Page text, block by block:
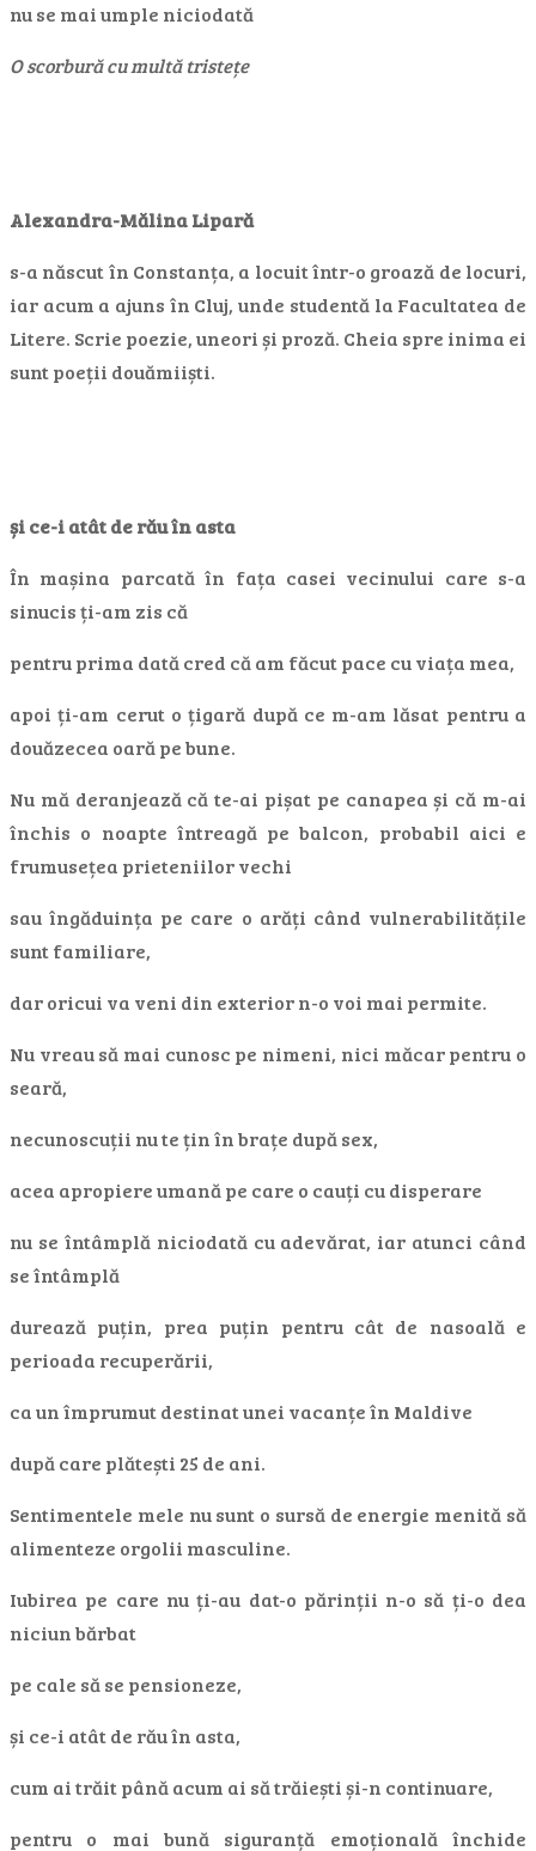
nu se mai umple niciodată
O scorbură cu multă tristețe
Alexandra-Mălina Lipară
s-a născut în Constanța, a locuit într-o groază de locuri,
iar acum a ajuns în Cluj, unde studentă la Facultatea de
Litere. Scrie poezie, uneori și proză. Cheia spre inima ei
sunt poeții douămiiști.
și ce-i atât de rău în asta
În mașina parcată în fața casei vecinului care s-a
sinucis ți-am zis că
pentru prima dată cred că am făcut pace cu viața mea,
apoi ți-am cerut o țigară după ce m-am lăsat pentru a
douăzecea oară pe bune.
Nu mă deranjează că te-ai pișat pe canapea și că m-ai
închis o noapte întreagă pe balcon, probabil aici e
frumusețea prieteniilor vechi
sau îngăduința pe care o arăți când vulnerabilitățile
sunt familiare,
dar oricui va veni din exterior n-o voi mai permite.
Nu vreau să mai cunosc pe nimeni, nici măcar pentru o
seară,
necunoscuții nu te țin în brațe după sex,
acea apropiere umană pe care o cauți cu disperare
nu se întâmplă niciodată cu adevărat, iar atunci când
se întâmplă
durează puțin, prea puțin pentru cât de nasoală e
perioada recuperării,
ca un împrumut destinat unei vacanțe în Maldive
după care plătești 25 de ani.
Sentimentele mele nu sunt o sursă de energie menită să
alimenteze orgolii masculine.
Iubirea pe care nu ți-au dat-o părinții n-o să ți-o dea
niciun bărbat
pe cale să se pensioneze,
și ce-i atât de rău în asta,
cum ai trăit până acum ai să trăiești și-n continuare,
pentru o mai bună siguranță emoțională închide